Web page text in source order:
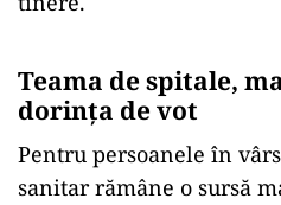
Teama de spitale,
dorința de vot
Pentru persoanele în
sanitar rămâne o sursă